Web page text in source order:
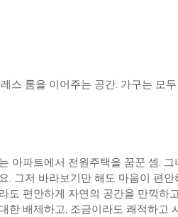
스 룸을 이어주는 공간. 가구는 모
아파트에서 전원주택을 꿈꾼 셈.
. 그저 바라보기만 해도 마음이 편
도 편안하게 자연의 공간을 만끽하
한 배제하고, 조금이라도 쾌적하고